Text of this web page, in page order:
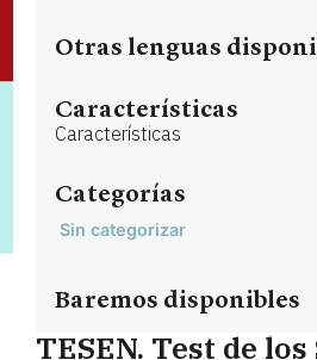
Otras lenguas
Características
Características
Categorías
Sin categorizar
Baremos disponibles
TESEN. Test de